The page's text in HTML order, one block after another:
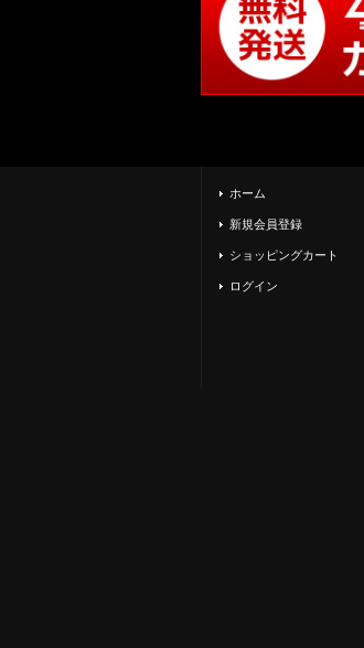
ホーム
新規会員登録
ショッピングカート
ログイン